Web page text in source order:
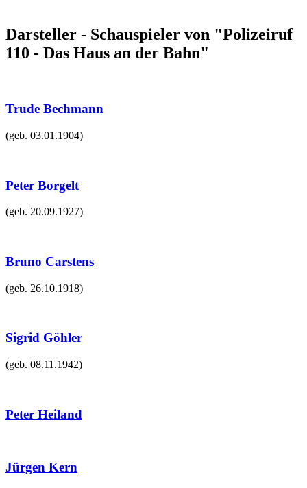
Darsteller - Schauspieler von "Polizeiruf
110 - Das Haus an der Bahn"
Trude Bechmann
(geb. 03.01.1904)
Peter Borgelt
(geb. 20.09.1927)
Bruno Carstens
(geb. 26.10.1918)
Sigrid Göhler
(geb. 08.11.1942)
Peter Heiland
Jürgen Kern